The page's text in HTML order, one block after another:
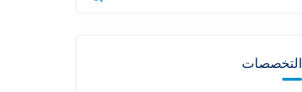
التخصصات